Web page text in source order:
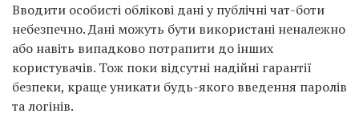
Вводити особисті облікові дані у публічні чат-боти
небезпечно. Дані можуть бути використані неналежно
або навіть випадково потрапити до інших
користувачів. Тож поки відсутні надійні гарантії
безпеки, краще уникати будь-якого введення паролів
та логінів.